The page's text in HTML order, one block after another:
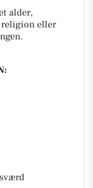
alder,
religion eller